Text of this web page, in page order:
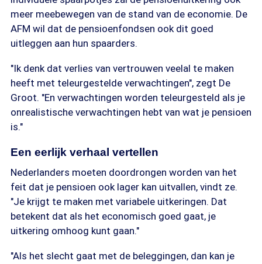
meer meebewegen van de stand van de economie. De
AFM wil dat de pensioenfondsen ook dit goed
uitleggen aan hun spaarders.
"Ik denk dat verlies van vertrouwen veelal te maken
heeft met teleurgestelde verwachtingen", zegt De
Groot. "En verwachtingen worden teleurgesteld als je
onrealistische verwachtingen hebt van wat je pensioen
is."
Een eerlijk verhaal vertellen
Nederlanders moeten doordrongen worden van het
feit dat je pensioen ook lager kan uitvallen, vindt ze.
"Je krijgt te maken met variabele uitkeringen. Dat
betekent dat als het economisch goed gaat, je
uitkering omhoog kunt gaan."
"Als het slecht gaat met de beleggingen, dan kan je